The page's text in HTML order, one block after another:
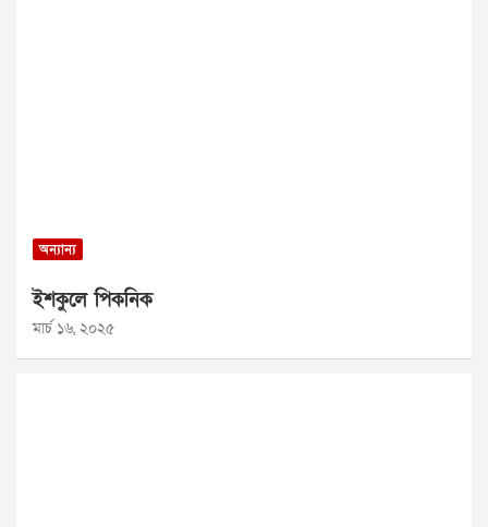
অন্যান্য
ইশকুলে পিকনিক
মার্চ ১৬, ২০২৫